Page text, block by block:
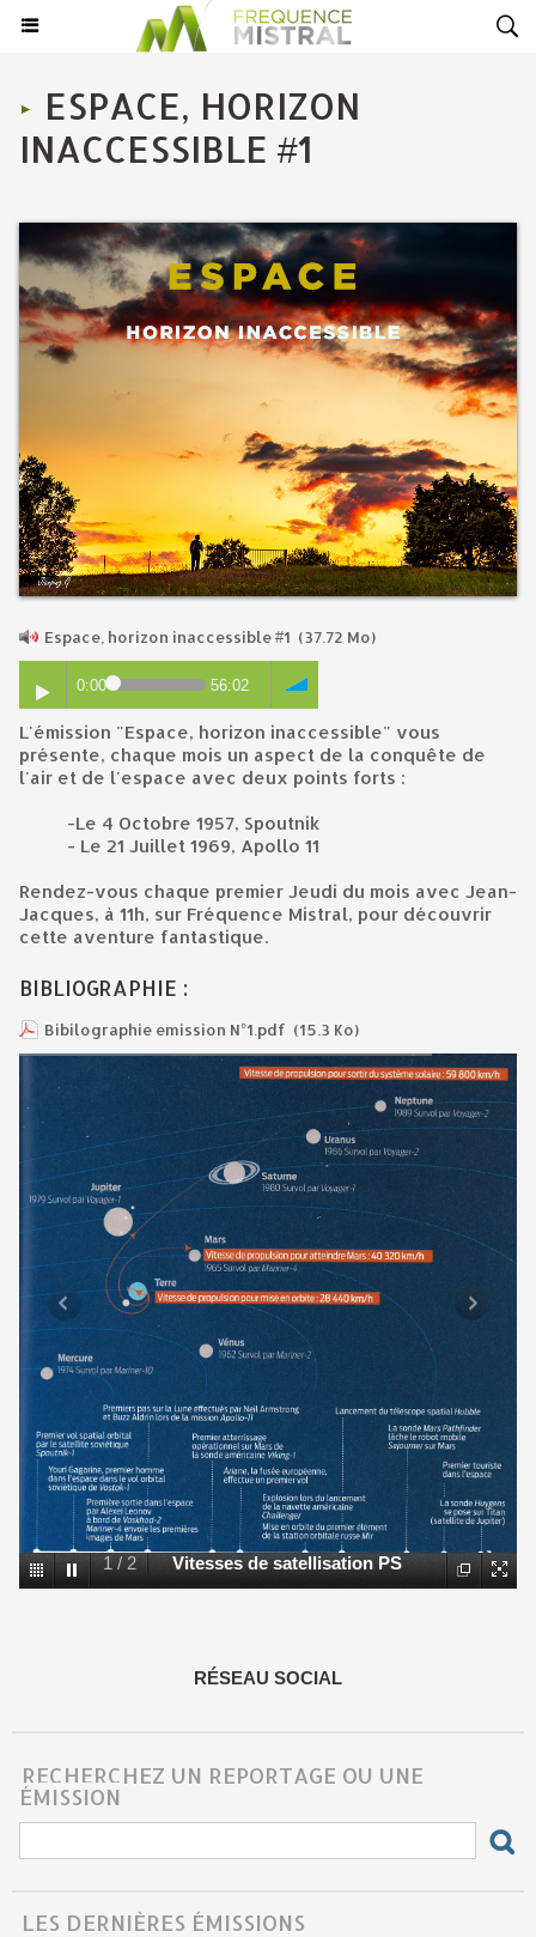
ESPACE, HORIZON
INACCESSIBLE #1
Espace, horizon inaccessible #1 (37.72 Mo)
0:00 56:02
L'émission "Espace, horizon inaccessible" vous
présente, chaque mois un aspect de la conquête de
l'air et de l'espace avec deux points forts :
-Le 4 Octobre 1957, Spoutnik
- Le 21 Juillet 1969, Apollo 11
Rendez-vous chaque premier Jeudi du mois avec Jean-
Jacques, à 11h, sur Fréquence Mistral, pour découvrir
cette aventure fantastique.
BIBLIOGRAPHIE :
Bibilographie emission N°1.pdf (15.3 Ko)
1 / 2 Vitesses de satellisation PS
RÉSEAU SOCIAL
RECHERCHEZ UN REPORTAGE OU UNE
ÉMISSION
LES DERNIÈRES ÉMISSIONS